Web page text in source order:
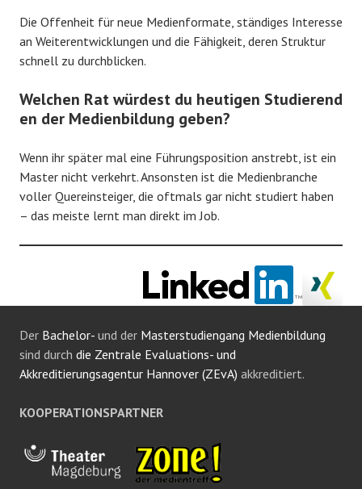
Die Offenheit für neue Medienformate, ständiges Interesse
an Weiterentwicklungen und die Fähigkeit, deren Struktur
schnell zu durchblicken.
Welchen Rat würdest du heutigen Studierend
en der Medienbildung geben?
Wenn ihr später mal eine Führungsposition anstrebt, ist ein
Master nicht verkehrt. Ansonsten ist die Medienbranche
voller Quereinsteiger, die oftmals gar nicht studiert haben
– das meiste lernt man direkt im Job.
Der Bachelor- und der Masterstudiengang Medienbildung
sind durch die Zentrale Evaluations- und
Akkreditierungsagentur Hannover (ZEvA) akkreditiert.
KOOPERATIONSPARTNER